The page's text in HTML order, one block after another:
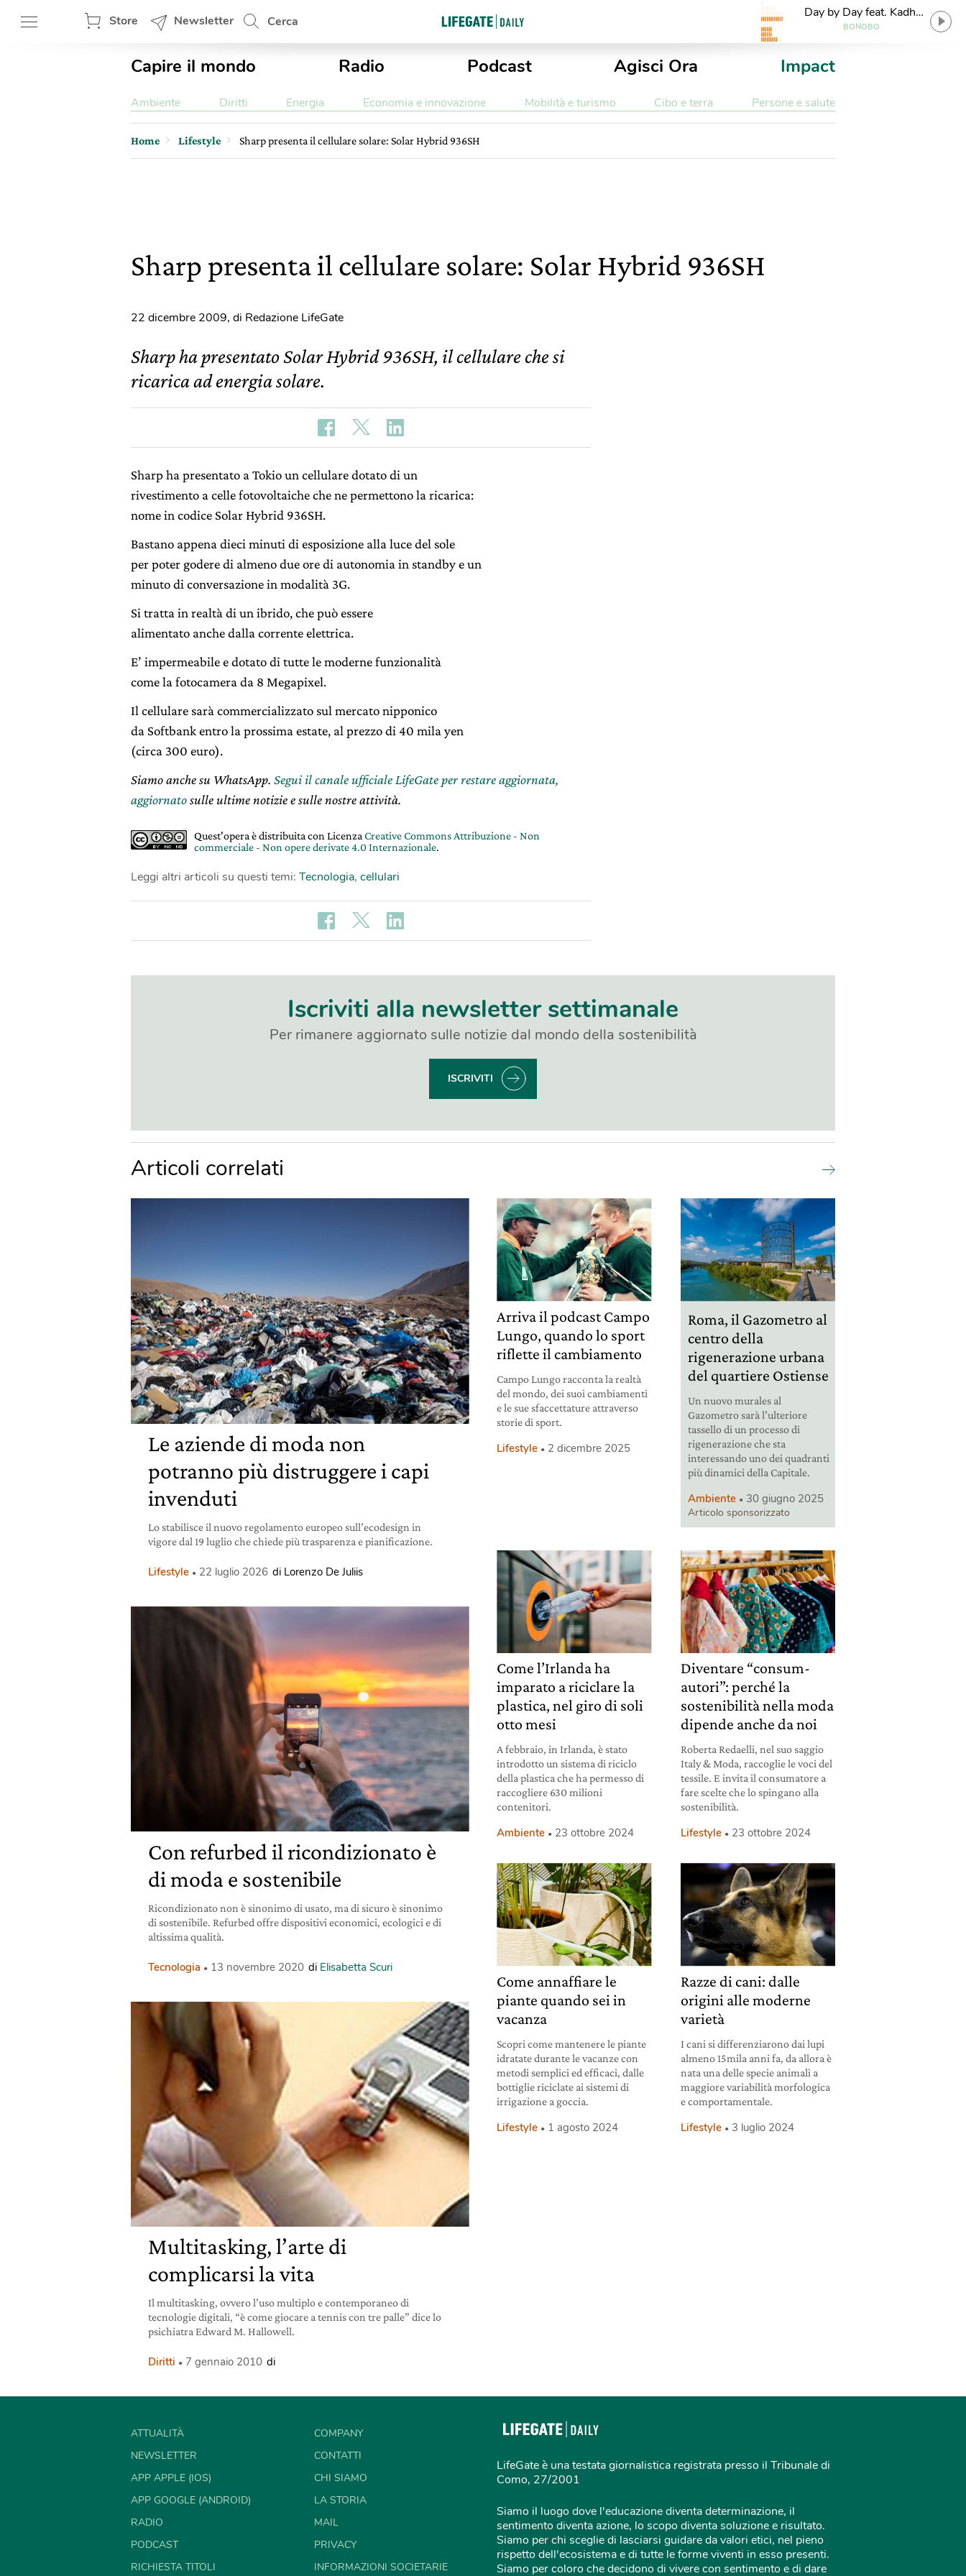
Store Newsletter Cerca
Day by Day feat. Kadhja
Bonet
BONOBO
Capire il mondo Radio Podcast Agisci Ora Impact
Ambiente Diritti Energia Economia e innovazione Mobilità e turismo Cibo e terra Persone e salute
Home Lifestyle Sharp presenta il cellulare solare: Solar Hybrid 936SH
Sharp presenta il cellulare solare: Solar Hybrid 936SH
22 dicembre 2009, di Redazione LifeGate
Sharp ha presentato Solar Hybrid 936SH, il cellulare che si
ricarica ad energia solare.
Sharp ha presentato a Tokio un cellulare dotato di un
rivestimento a celle fotovoltaiche che ne permettono la ricarica:
nome in codice Solar Hybrid 936SH.
Bastano appena dieci minuti di esposizione alla luce del sole
per poter godere di almeno due ore di autonomia in standby e un
minuto di conversazione in modalità 3G.
Si tratta in realtà di un ibrido, che può essere
alimentato anche dalla corrente elettrica.
E’ impermeabile e dotato di tutte le moderne funzionalità
come la fotocamera da 8 Megapixel.
Il cellulare sarà commercializzato sul mercato nipponico
da Softbank entro la prossima estate, al prezzo di 40 mila yen
(circa 300 euro).
Siamo anche su WhatsApp. Segui il canale ufficiale LifeGate per restare aggiornata,
aggiornatosulle ultime notizie e sulle nostre attività.
Quest'opera è distribuita con Licenza Creative Commons Attribuzione - Non
commerciale - Non opere derivate 4.0 Internazionale.
Leggi altri articoli su questi temi: Tecnologia, cellulari
Iscriviti alla newsletter settimanale
Per rimanere aggiornato sulle notizie dal mondo della sostenibilità
ISCRIVITI
Articoli correlati
Le aziende di moda non
potranno più distruggere i capi
invenduti
Lo stabilisce il nuovo regolamento europeo sull’ecodesign in
vigore dal 19 luglio che chiede più trasparenza e pianificazione.
Lifestyle 22 luglio 2026 di Lorenzo De Juliis
Con refurbed il ricondizionato è
di moda e sostenibile
Ricondizionato non è sinonimo di usato, ma di sicuro è sinonimo
di sostenibile. Refurbed offre dispositivi economici, ecologici e di
altissima qualità.
Tecnologia 13 novembre 2020 di Elisabetta Scuri
Multitasking, l’arte di
complicarsi la vita
Il multitasking, ovvero l’uso multiplo e contemporaneo di
tecnologie digitali, “è come giocare a tennis con tre palle” dice lo
psichiatra Edward M. Hallowell.
Diritti 7 gennaio 2010 di
Arriva il podcast Campo
Lungo, quando lo sport
riflette il cambiamento
Campo Lungo racconta la realtà
del mondo, dei suoi cambiamenti
e le sue sfaccettature attraverso
storie di sport.
Lifestyle 2 dicembre 2025
Roma, il Gazometro al
centro della
rigenerazione urbana
del quartiere Ostiense
Un nuovo murales al
Gazometro sarà l’ulteriore
tassello di un processo di
rigenerazione che sta
interessando uno dei quadranti
più dinamici della Capitale.
Ambiente 30 giugno 2025
Articolo sponsorizzato
Come l’Irlanda ha
imparato a riciclare la
plastica, nel giro di soli
otto mesi
A febbraio, in Irlanda, è stato
introdotto un sistema di riciclo
della plastica che ha permesso di
raccogliere 630 milioni
contenitori.
Ambiente 23 ottobre 2024
Diventare “consum-
autori”: perché la
sostenibilità nella moda
dipende anche da noi
Roberta Redaelli, nel suo saggio
Italy & Moda, raccoglie le voci del
tessile. E invita il consumatore a
fare scelte che lo spingano alla
sostenibilità.
Lifestyle 23 ottobre 2024
Come annaffiare le
piante quando sei in
vacanza
Scopri come mantenere le piante
idratate durante le vacanze con
metodi semplici ed efficaci, dalle
bottiglie riciclate ai sistemi di
irrigazione a goccia.
Lifestyle 1 agosto 2024
Razze di cani: dalle
origini alle moderne
varietà
I cani si differenziarono dai lupi
almeno 15mila anni fa, da allora è
nata una delle specie animali a
maggiore variabilità morfologica
e comportamentale.
Lifestyle 3 luglio 2024
ATTUALITÀ
NEWSLETTER
APP APPLE (IOS)
APP GOOGLE (ANDROID)
RADIO
PODCAST
RICHIESTA TITOLI
COMPANY
CONTATTI
CHI SIAMO
LA STORIA
MAIL
PRIVACY
INFORMAZIONI SOCIETARIE
LifeGate è una testata giornalistica registrata presso il Tribunale di
Como, 27/2001
Siamo il luogo dove l'educazione diventa determinazione, il
sentimento diventa azione, lo scopo diventa soluzione e risultato.
Siamo per chi sceglie di lasciarsi guidare da valori etici, nel pieno
rispetto dell'ecosistema e di tutte le forme viventi in esso presenti.
Siamo per coloro che decidono di vivere con sentimento e di dare